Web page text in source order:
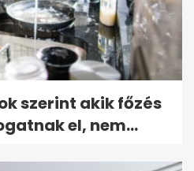
szerint akik főzés
el, nem...